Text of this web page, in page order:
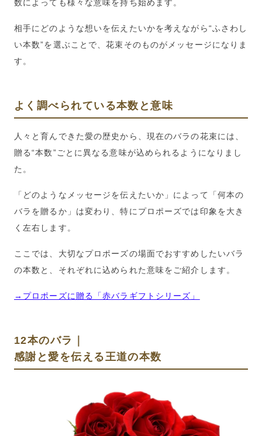
数によっても様々な意味を持ち始めます。
相手にどのような想いを伝えたいかを考えながら“ふさわし
い本数”を選ぶことで、花束そのものがメッセージになりま
す。
よく調べられている本数と意味
人々と育んできた愛の歴史から、現在のバラの花束には、
贈る“本数”ごとに異なる意味が込められるようになりまし
た。
「どのようなメッセージを伝えたいか」によって「何本の
バラを贈るか」は変わり、特にプロポーズでは印象を大き
く左右します。
ここでは、大切なプロポーズの場面でおすすめしたいバラ
の本数と、それぞれに込められた意味をご紹介します。
→プロポーズに贈る「赤バラギフトシリーズ」
12本のバラ｜
感謝と愛を伝える王道の本数